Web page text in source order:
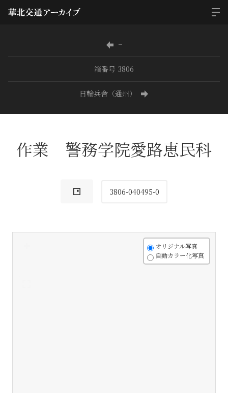
−
箱番号 3806
日輪兵舎（通州）
作業 警務学院愛路恵民科
3806-040495-0
オリジナル写真
自動カラー化写真